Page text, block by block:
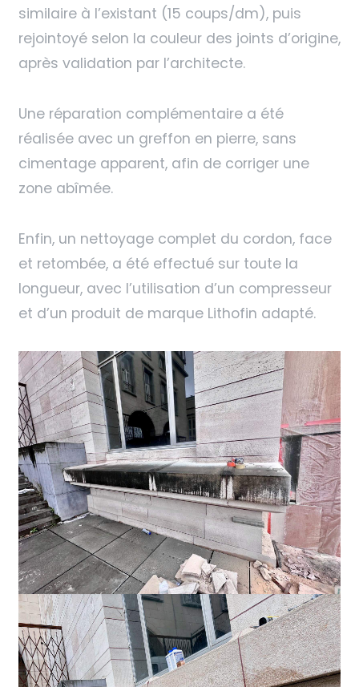
similaire à l’existant (15 coups/dm), puis
rejointoyé selon la couleur des joints d’origine,
après validation par l’architecte.
Une réparation complémentaire a été
réalisée avec un greffon en pierre, sans
cimentage apparent, afin de corriger une
zone abîmée.
Enfin, un nettoyage complet du cordon, face
et retombée, a été effectué sur toute la
longueur, avec l’utilisation d’un compresseur
et d’un produit de marque Lithofin adapté.